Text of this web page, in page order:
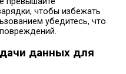
чтобы избежать
убедитесь, что
данных для